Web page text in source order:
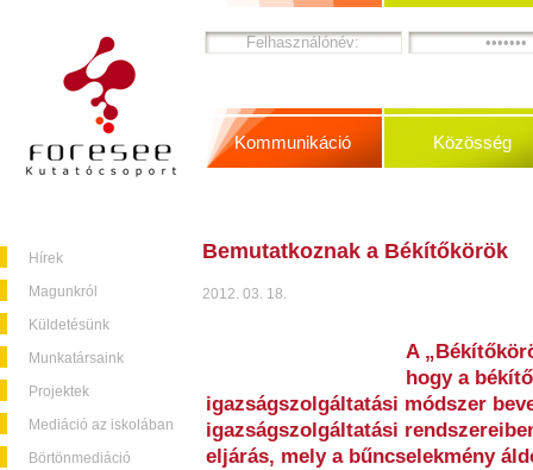
Hírek
Magunkról
Küldetésünk
Munkatársaink
Projektek
Mediáció az iskolában
Börtönmediáció
Kommunikáció Közösség
Bemutatkoznak a Békítőkörök
2012. 03. 18.
A
hogy a
igazságszolgáltatási módszer
igazságszolgáltatási
eljárás, mely a bűncselekmény